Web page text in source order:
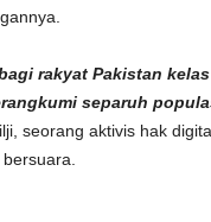
rakyat Pakistan
separuh
seorang aktivis hak